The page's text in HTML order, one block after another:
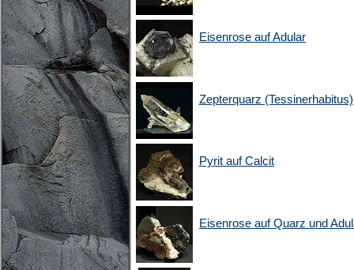
Eisenrose auf Adular
Zepterquarz (Tessinerhabitus)
Pyrit auf Calcit
Eisenrose auf Quarz und